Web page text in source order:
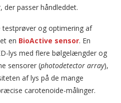
der passer håndleddet.
og optimering af
en BioActive sensor. En
lys med flere bølgelængder og
sensorer (photodetector array),
af lys på de mange
carotenoide-målinger.